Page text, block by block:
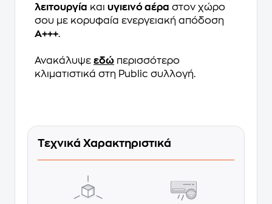
λειτουργία και υγιεινό αέρα στον χώρο
σου με κορυφαία ενεργειακή απόδοση
A+++.
Ανακάλυψε εδώ περισσότερο
κλιματιστικά στη Public συλλογή.
Τεχνικά Χαρακτηριστικά